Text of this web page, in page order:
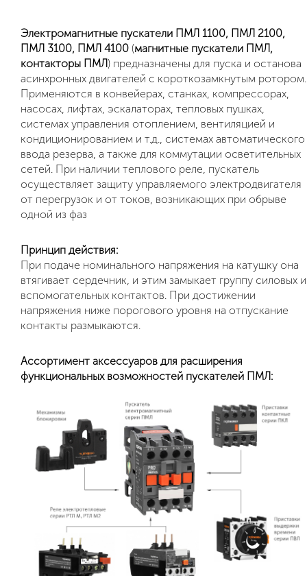
Электромагнитные пускатели ПМЛ 1100, ПМЛ 2100,
ПМЛ 3100, ПМЛ 4100 (магнитные пускатели ПМЛ,
контакторы ПМЛ) предназначены для пуска и останова
асинхронных двигателей с короткозамкнутым ротором.
Применяются в конвейерах, станках, компрессорах,
насосах, лифтах, эскалаторах, тепловых пушках,
системах управления отоплением, вентиляцией и
кондиционированием и т.д., системах автоматического
ввода резерва, а также для коммутации осветительных
сетей. При наличии теплового реле, пускатель
осуществляет защиту управляемого электродвигателя
от перегрузок и от токов, возникающих при обрыве
одной из фаз
Принцип действия:
При подаче номинального напряжения на катушку она
втягивает сердечник, и этим замыкает группу силовых и
вспомогательных контактов. При достижении
напряжения ниже порогового уровня на отпускание
контакты размыкаются.
Ассортимент аксессуаров для расширения
функциональных возможностей пускателей ПМЛ: